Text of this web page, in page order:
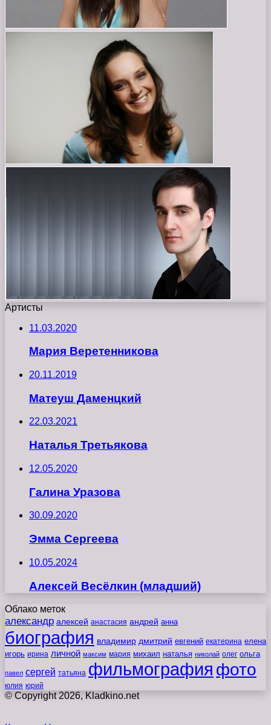
Артисты
11.03.2020
Мария Веретенникова
20.11.2019
Матеуш Даменцкий
22.03.2021
Наталья Третьякова
12.05.2020
Галина Уразова
30.09.2020
Эмма Сергеева
10.05.2024
Алексей Весёлкин (младший)
Облако меток
александр алексей анастасия андрей анна
биография владимир дмитрий евгений екатерина елена
игорь ирина личной максим мария михаил наталья николай олег ольга
павел сергей татьяна фильмография фото
юлия юрий
© Copyright 2026, Kladkino.net